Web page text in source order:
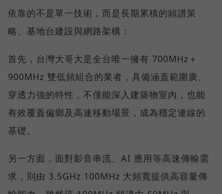
依靠的不是單一技術，而是長期累積的頻譜策
略、基地台建設與網路架構：
首先，台灣大哥大是全台唯一擁有 700MHz＋
900MHz 雙低頻組合的業者，具備涵蓋範圍廣、
穿透力強的特性，不僅能深入建築物室內，也能
有效覆蓋偏鄉及高速移動場景，成為穩定連線的
基礎。
另一方面，面對影音串流、AI 應用等高速傳輸需
求，則由 3.5GHz 100MHz 大頻寬提供高容量傳